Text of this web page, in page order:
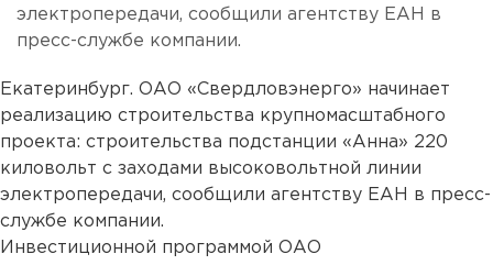
электропередачи, сообщили агентству ЕАН в
пресс-службе компании.
Екатеринбург. ОАО «Свердловэнерго» начинает
реализацию строительства крупномасштабного
проекта: строительства подстанции «Анна» 220
киловольт с заходами высоковольтной линии
электропередачи, сообщили агентству ЕАН в пресс-
службе компании.
Инвестиционной программой ОАО